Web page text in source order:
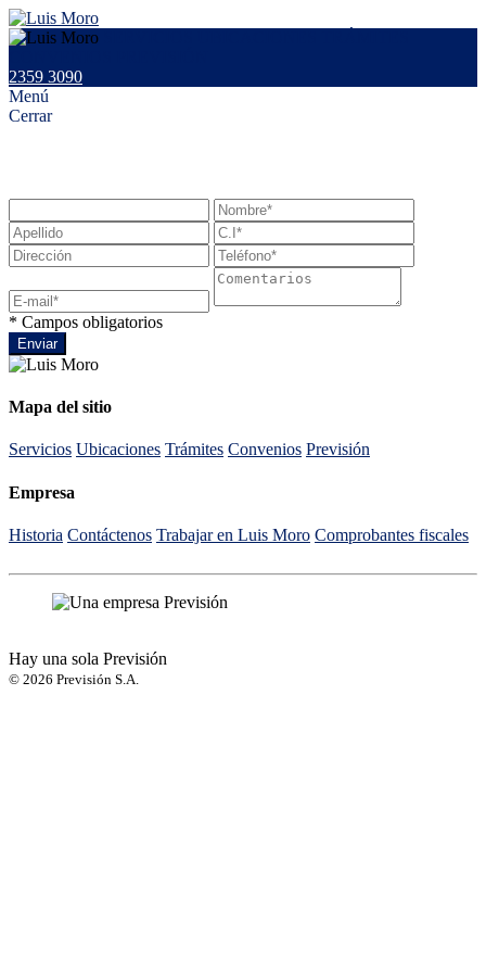
2359 3090
Menú
Cerrar
* Campos obligatorios
Enviar
Mapa del sitio
Servicios Ubicaciones Trámites Convenios Previsión
Empresa
Historia Contáctenos Trabajar en Luis Moro Comprobantes fiscales
Hay una sola Previsión
© 2026 Previsión S.A.